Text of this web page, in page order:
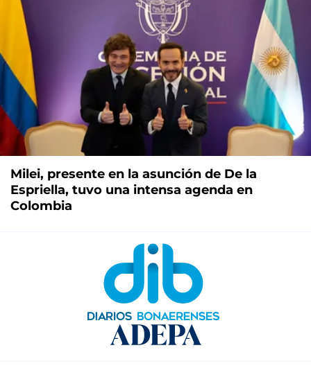
Milei, presente en la asunción de De la
Espriella, tuvo una intensa agenda en
Colombia